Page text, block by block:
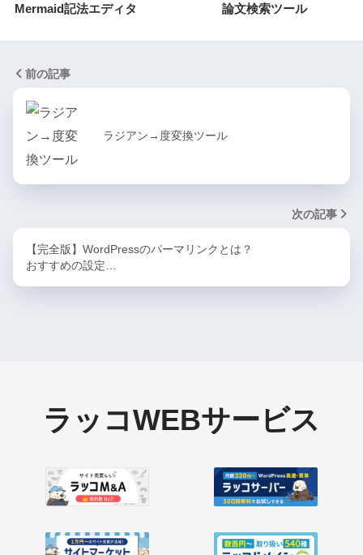
Mermaid記法エディタ 論文検索ツール
前の記事
ラジアン→度変換ツール
次の記事
【完全版】WordPressのパーマリンクとは？
おすすめの設定…
ラッコWEBサービス